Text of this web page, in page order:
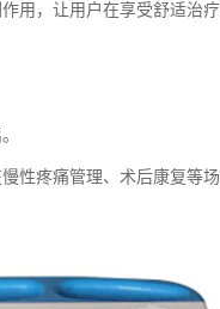
用，让用户在享受舒适治
性疼痛管理、术后康复等场